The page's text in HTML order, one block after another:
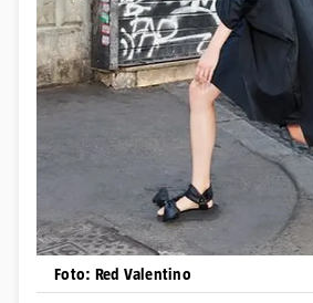
Foto: Red Valentino